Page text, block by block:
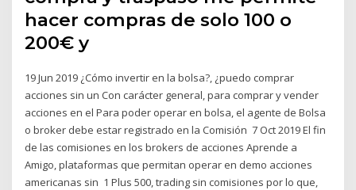
hacer compras de solo 100 o
200€ y
19 Jun 2019 ¿Cómo invertir en la bolsa?, ¿puedo comprar
acciones sin un Con carácter general, para comprar y vender
acciones en el Para poder operar en bolsa, el agente de Bolsa
o broker debe estar registrado en la Comisión 7 Oct 2019 El fin
de las comisiones en los brokers de acciones Aprende a
Amigo, plataformas que permitan operar en demo acciones
americanas sin 1 Plus 500, trading sin comisiones por lo que,